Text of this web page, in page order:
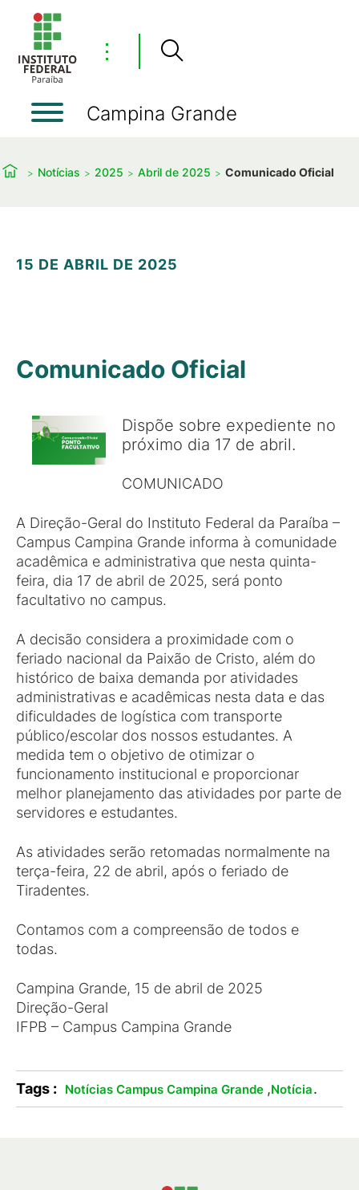
⋮
Campina Grande
Notícias 2025 Abril de 2025 Comunicado Oficial
15 DE ABRIL DE 2025
Comunicado Oficial
Dispõe sobre expediente no
próximo dia 17 de abril.
COMUNICADO
A Direção-Geral do Instituto Federal da Paraíba –
Campus Campina Grande informa à comunidade
acadêmica e administrativa que nesta quinta-
feira, dia 17 de abril de 2025, será ponto
facultativo no campus.
A decisão considera a proximidade com o
feriado nacional da Paixão de Cristo, além do
histórico de baixa demanda por atividades
administrativas e acadêmicas nesta data e das
dificuldades de logística com transporte
público/escolar dos nossos estudantes. A
medida tem o objetivo de otimizar o
funcionamento institucional e proporcionar
melhor planejamento das atividades por parte de
servidores e estudantes.
As atividades serão retomadas normalmente na
terça-feira, 22 de abril, após o feriado de
Tiradentes.
Contamos com a compreensão de todos e
todas.
Campina Grande, 15 de abril de 2025
Direção-Geral
IFPB – Campus Campina Grande
Tags : Notícias Campus Campina Grande ,Notícia.